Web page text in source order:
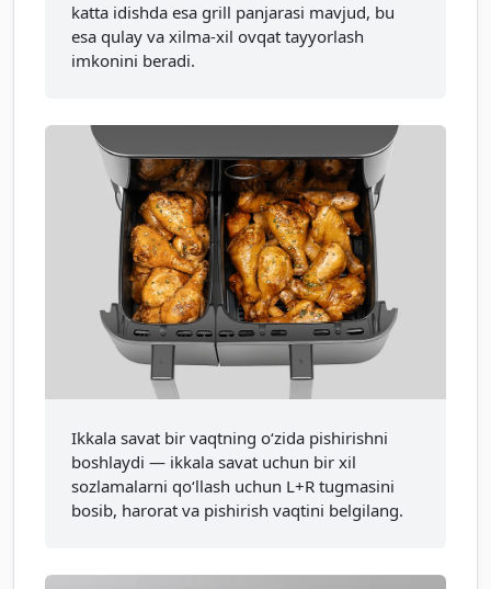
katta idishda esa grill panjarasi mavjud, bu
esa qulay va xilma-xil ovqat tayyorlash
imkonini beradi.
Ikkala savat bir vaqtning oʻzida pishirishni
boshlaydi — ikkala savat uchun bir xil
sozlamalarni qo‘llash uchun L+R tugmasini
bosib, harorat va pishirish vaqtini belgilang.